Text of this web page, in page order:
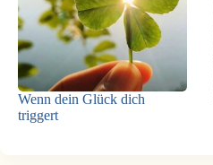
Wenn dein Glück dich
triggert